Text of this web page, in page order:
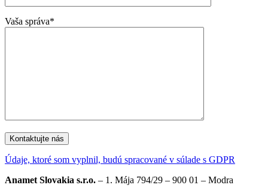
Vaša správa*
Údaje, ktoré som vyplnil, budú spracované v súlade s GDPR
Anamet Slovakia s.r.o. – 1. Mája 794/29 – 900 01 – Modra